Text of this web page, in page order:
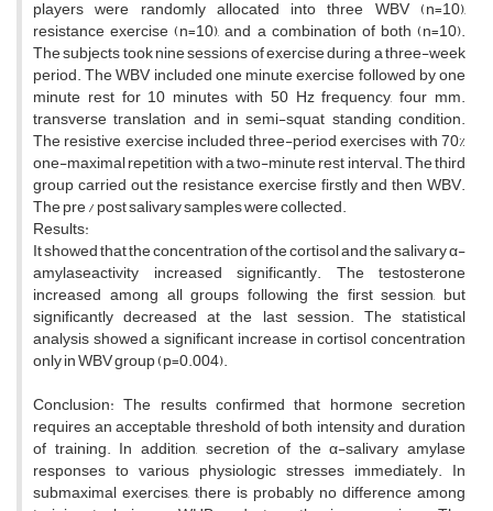
players were randomly allocated into three WBV (n=10),
resistance exercise (n=10), and a combination of both (n=10).
The subjects took nine sessions of exercise during a three-week
period. The WBV included one minute exercise followed by one
minute rest for 10 minutes with 50 Hz frequency, four mm.
transverse translation and in semi-squat standing condition.
The resistive exercise included three-period exercises with 70%
one-maximal repetition with a two-minute rest interval. The third
group carried out the resistance exercise firstly and then WBV.
The pre / post salivary samples were collected.
Results:
It showed that the concentration of the cortisol and the salivary α-
amylaseactivity increased significantly. The testosterone
increased among all groups following the first session, but
significantly decreased at the last session. The statistical
analysis showed a significant increase in cortisol concentration
only in WBV group (p=0.004).
Conclusion: The results confirmed that hormone secretion
requires an acceptable threshold of both intensity and duration
of training. In addition, secretion of the α-salivary amylase
responses to various physiologic stresses immediately. In
submaximal exercises, there is probably no difference among